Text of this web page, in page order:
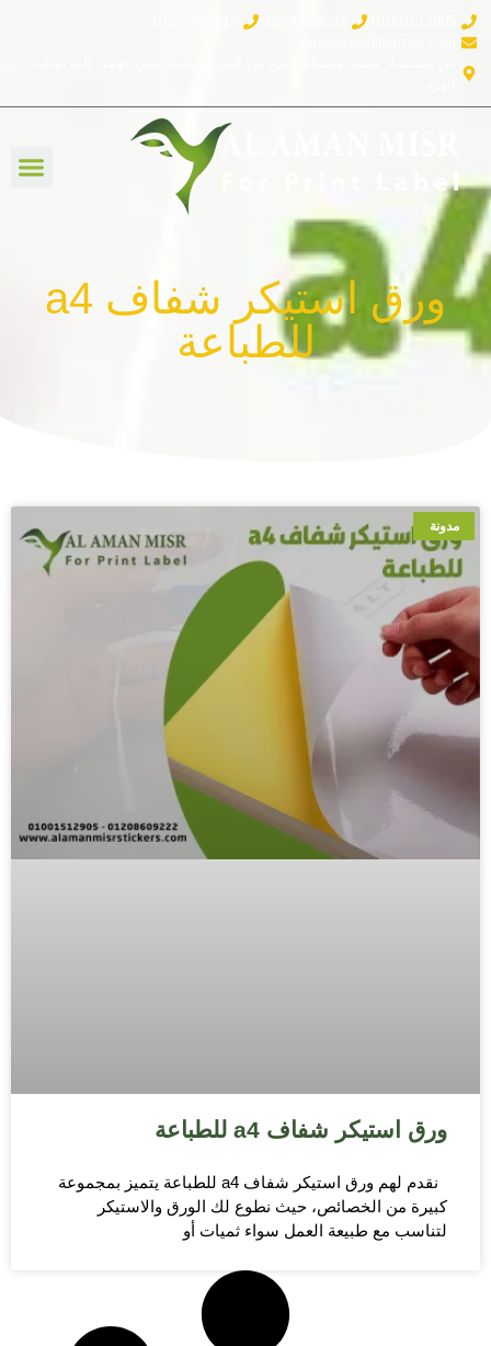
ورق استيكر شفاف a4
للطباعة
مدونة
ورق استيكر شفاف a4 للطباعة
نقدم لهم ورق استيكر شفاف a4 للطباعة يتميز بمجموعة
كبيرة من الخصائص، حيث نطوع لك الورق والاستيكر
لتناسب مع طبيعة العمل سواء ثميات أو